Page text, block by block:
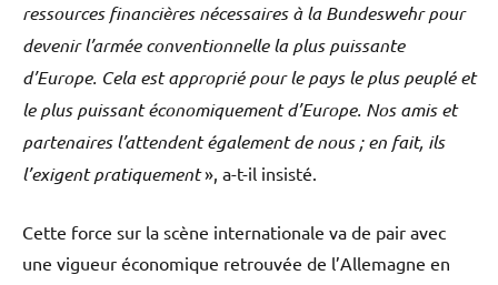
ressources financières nécessaires à la Bundeswehr pour
devenir l’armée conventionnelle la plus puissante
d’Europe. Cela est approprié pour le pays le plus peuplé et
le plus puissant économiquement d’Europe. Nos amis et
partenaires l’attendent également de nous ; en fait, ils
l’exigent pratiquement», a-t-il insisté.
Cette force sur la scène internationale va de pair avec
une vigueur économique retrouvée de l’Allemagne en